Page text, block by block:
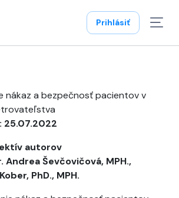
Prihlásiť
nákaz a bezpečnosť pacientov v
25.07.2022
autorov
Andrea Ševčovičová, MPH.,
PhD., MPH.